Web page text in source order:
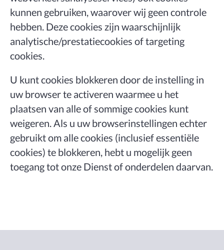
kunnen gebruiken, waarover wij geen controle
hebben. Deze cookies zijn waarschijnlijk
analytische/prestatiecookies of targeting
cookies.
U kunt cookies blokkeren door de instelling in
uw browser te activeren waarmee u het
plaatsen van alle of sommige cookies kunt
weigeren. Als u uw browserinstellingen echter
gebruikt om alle cookies (inclusief essentiële
cookies) te blokkeren, hebt u mogelijk geen
toegang tot onze Dienst of onderdelen daarvan.